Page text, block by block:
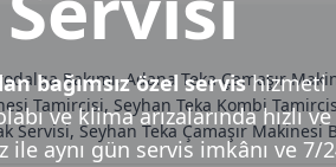
bağımsız özel servishizmeti
ve klima arızalarında hızlı ve
aynı gün servis imkânı ve 7/
Bakımı, Adana Teka Çamaşır
Tamircisi, Seyhan Teka Kombi
Servisi, Seyhan Teka Çamaşır Makinesi